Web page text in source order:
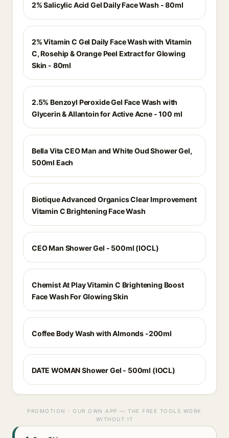
2% Salicylic Acid Gel Daily Face Wash - 80ml
2% Vitamin C Gel Daily Face Wash with Vitamin
C, Rosehip & Orange Peel Extract for Glowing
Skin - 80ml
2.5% Benzoyl Peroxide Gel Face Wash with
Glycerin & Allantoin for Active Acne - 100 ml
Bella Vita CEO Man and White Oud Shower Gel,
500ml Each
Biotique Advanced Organics Clear Improvement
Vitamin C Brightening Face Wash
CEO Man Shower Gel - 500ml (IOCL)
Chemist At Play Vitamin C Brightening Boost
Face Wash For Glowing Skin
Coffee Body Wash with Almonds -200ml
DATE WOMAN Shower Gel - 500ml (IOCL)
PROMOTION · OUR OWN APP — THE FREE TOOLS WORK
WITHOUT IT